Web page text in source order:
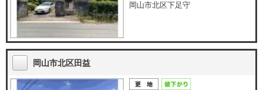
岡山市北区下足守
岡山市北区田益